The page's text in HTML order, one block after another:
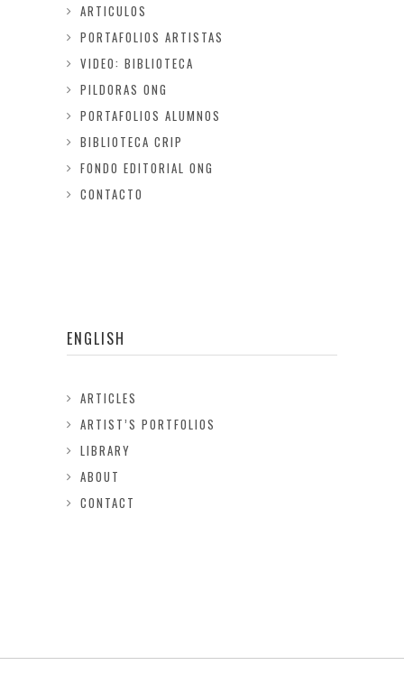
ARTICULOS
PORTAFOLIOS ARTISTAS
VIDEO: BIBLIOTECA
PILDORAS ONG
PORTAFOLIOS ALUMNOS
BIBLIOTECA CRIP
FONDO EDITORIAL ONG
CONTACTO
ENGLISH
ARTICLES
ARTIST’S PORTFOLIOS
LIBRARY
ABOUT
CONTACT